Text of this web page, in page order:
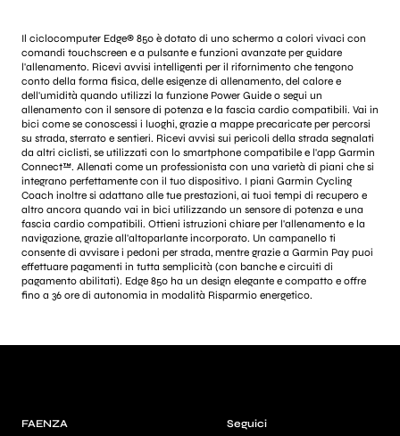
Il ciclocomputer Edge® 850 è dotato di uno schermo a colori vivaci con
comandi touchscreen e a pulsante e funzioni avanzate per guidare
l'allenamento. Ricevi avvisi intelligenti per il rifornimento che tengono
conto della forma fisica, delle esigenze di allenamento, del calore e
dell'umidità quando utilizzi la funzione Power Guide o segui un
allenamento con il sensore di potenza e la fascia cardio compatibili. Vai in
bici come se conoscessi i luoghi, grazie a mappe precaricate per percorsi
su strada, sterrato e sentieri. Ricevi avvisi sui pericoli della strada segnalati
da altri ciclisti, se utilizzati con lo smartphone compatibile e l'app Garmin
Connect™. Allenati come un professionista con una varietà di piani che si
integrano perfettamente con il tuo dispositivo. I piani Garmin Cycling
Coach inoltre si adattano alle tue prestazioni, ai tuoi tempi di recupero e
altro ancora quando vai in bici utilizzando un sensore di potenza e una
fascia cardio compatibili. Ottieni istruzioni chiare per l'allenamento e la
navigazione, grazie all'altoparlante incorporato. Un campanello ti
consente di avvisare i pedoni per strada, mentre grazie a Garmin Pay puoi
effettuare pagamenti in tutta semplicità (con banche e circuiti di
pagamento abilitati). Edge 850 ha un design elegante e compatto e offre
fino a 36 ore di autonomia in modalità Risparmio energetico.
FAENZA Seguici